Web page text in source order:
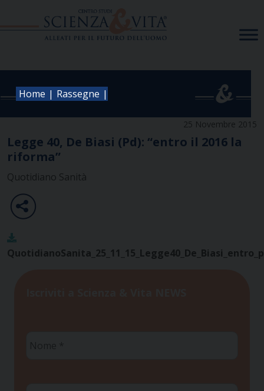
Home | Rassegne |
25 Novembre 2015
Legge 40, De Biasi (Pd): “entro il 2016 la
riforma”
Quotidiano Sanità